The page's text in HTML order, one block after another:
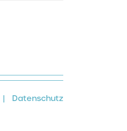
| Datenschutz